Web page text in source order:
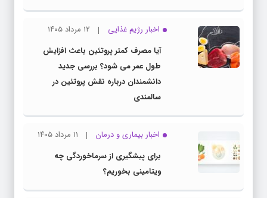
اخبار رژیم غذایی
۱۲ مرداد ۱۴۰۵
آیا مصرف کمتر پروتئین باعث افزایش
طول عمر می شود؟ بررسی جدید
دانشمندان درباره نقش پروتئین در
سالمندی
اخبار بیماری و درمان
۱۱ مرداد ۱۴۰۵
برای پیشگیری از سرماخوردگی چه
ویتامینی بخوریم؟